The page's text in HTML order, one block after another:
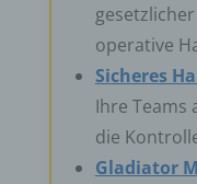
operative
Sicheres
Ihre Teams
die
Gladiator